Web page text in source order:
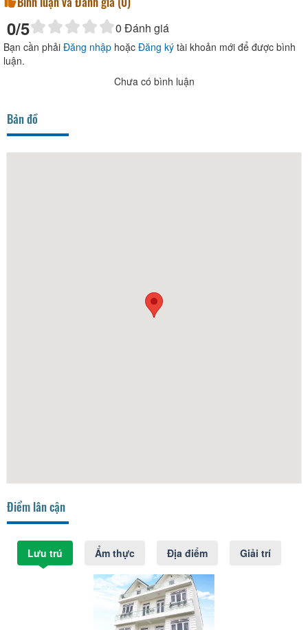
0/5 0 Đánh giá
Bạn cần phải Đăng nhập hoặc Đăng ký tài khoản mới để được bình
luận.
Chưa có bình luận
Bản đồ
Điểm lân cận
Lưu trú Ẩm thực Địa điểm Giải trí